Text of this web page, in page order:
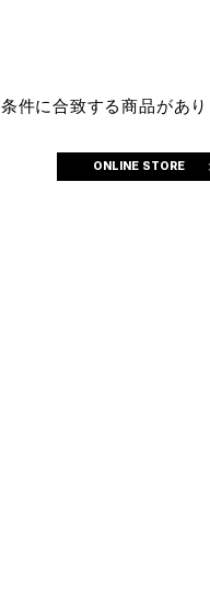
条件に合致する商品があり
ONLINE STORE